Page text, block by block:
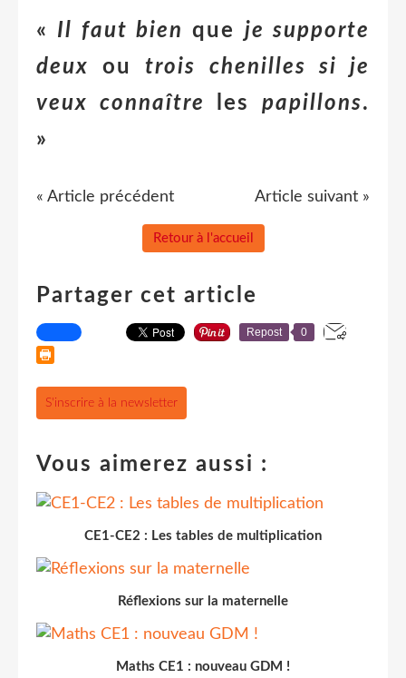
« Il faut bien que je supporte
deux outrois chenilles si je
veux connaître
lespapillons.
»
« Article précédent Article suivant »
Retour à l'accueil
Partager cet article
Repost 0
S'inscrire à la newsletter
Vous aimerez aussi :
CE1-CE2 : Les tables de multiplication
Réflexions sur la maternelle
Maths CE1 : nouveau GDM !